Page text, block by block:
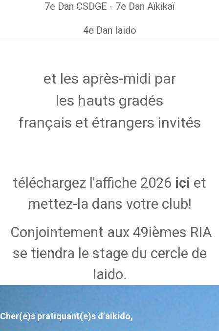
7e Dan CSDGE - 7e Dan Aïkikaï
4e Dan Iaido
et les après-midi par
les hauts gradés
français et étrangers invités
téléchargez l'affiche 2026 ici et
mettez-la dans votre club!
Conjointement aux 49ièmes RIA
se tiendra le stage du cercle de
Iaido.
Cher(e)s pratiquant(e)s d’aikido,